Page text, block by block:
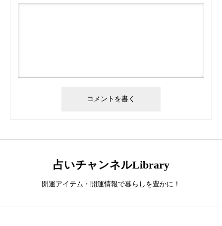
占いチャンネルLibrary
開運アイテム・開運情報で暮らしを豊かに！